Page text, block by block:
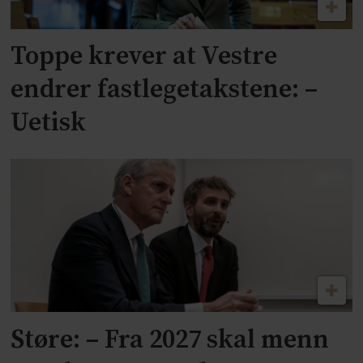
Toppe krever at Vestre
endrer fastlegetakstene: –
Uetisk
Støre: – Fra 2027 skal menn